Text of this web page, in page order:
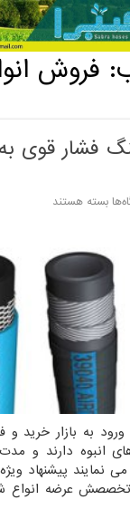
انواع شیلنگ
فروش
فشار قوی
برای
شیلنگ
فشار
قوی
به
صورت
عمده
بسته هستند
به بازار خرید و
انبوه دارند و
نمایند پیشنهاد
عرضه انواع